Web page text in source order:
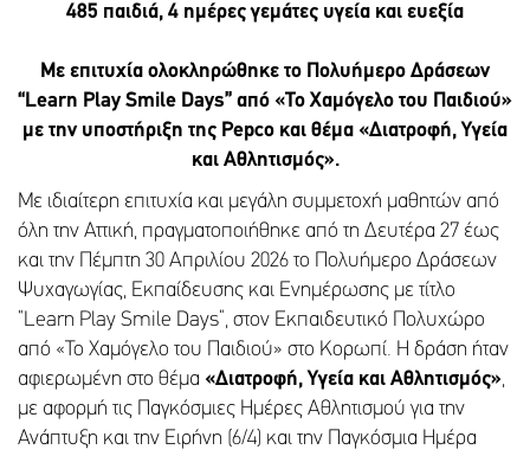
485 παιδιά, 4 ημέρες γεμάτες υγεία και ευεξία
Με επιτυχία ολοκληρώθηκε το Πολυήμερο Δράσεων
“Learn Play Smile Days” από «Το Χαμόγελο του Παιδιού»
με την υποστήριξη της Pepco και θέμα «Διατροφή, Υγεία
και Αθλητισμός».
Με ιδιαίτερη επιτυχία και μεγάλη συμμετοχή μαθητών από
όλη την Αττική, πραγματοποιήθηκε από τη Δευτέρα 27 έως
και την Πέμπτη 30 Απριλίου 2026 το Πολυήμερο Δράσεων
Ψυχαγωγίας, Εκπαίδευσης και Ενημέρωσης με τίτλο
“Learn Play Smile Days”, στον Εκπαιδευτικό Πολυχώρο
από «Το Χαμόγελο του Παιδιού» στο Κορωπί. Η δράση ήταν
αφιερωμένη στο θέμα «Διατροφή, Υγεία και Αθλητισμός»,
με αφορμή τις Παγκόσμιες Ημέρες Αθλητισμού για την
Ανάπτυξη και την Ειρήνη (6/4) και την Παγκόσμια Ημέρα